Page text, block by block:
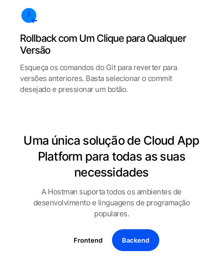
Rollback com Um Clique para Qualquer
Versão
Esqueça os comandos do Git para reverter para
versões anteriores. Basta selecionar o commit
desejado e pressionar um botão.
Uma única solução de Cloud App
Platform para todas as suas
necessidades
A Hostman suporta todos os ambientes de
desenvolvimento e linguagens de programação
populares.
Frontend Backend